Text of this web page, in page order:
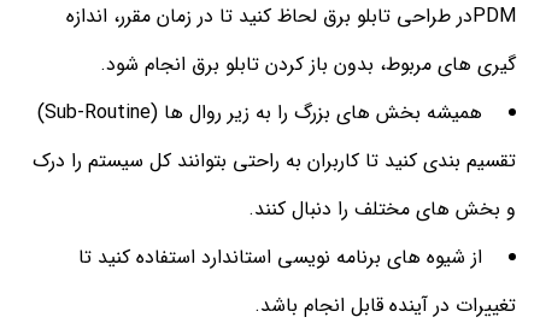
PDMدر طراحی تابلو برق لحاظ کنید تا در زمان مقرر، اندازه
گیری های مربوط، بدون باز کردن تابلو برق انجام شود.
همیشه بخش های بزرگ را به زیر روال ها (Sub-Routine)
تقسیم بندی کنید تا کاربران به راحتی بتوانند کل سیستم را درک
و بخش های مختلف را دنبال کنند.
از شیوه های برنامه نویسی استاندارد استفاده کنید تا
تغییرات در آینده قابل انجام باشد.